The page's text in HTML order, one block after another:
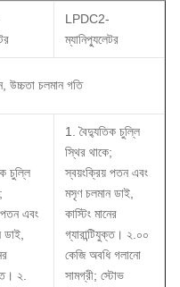
LPDC2-
ম্যানিপ্যুলেটর
উচ্চতা চলমান গতি
চুল্লি
এবং
২.
1. বৈদ্যুতিক চুল্লি
স্থির থাকে;
স্বয়ংক্রিয় পতন এবং
মসৃণ চলমান ডাই,
কাস্টিং মানের
গ্যারান্টিযুক্ত। ২.০০
কেজি অবধি গলানো
সামগ্রী; স্টোভ